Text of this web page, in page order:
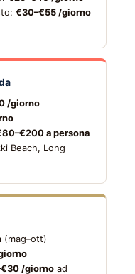
€30–€55 /giorno
/giorno
a persona
Beach, Long
(mag–ott)
/giornoad